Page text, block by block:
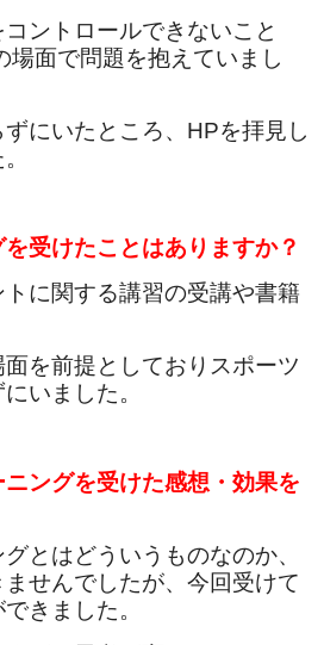
ントロールできないこと
場面で問題を抱えていまし
にいたところ、HPを拝見し
受けたことはありますか？
に関する講習の受講や書籍
を前提としておりスポーツ
いました。
ングを受けた感想・効果を
とはどういうものなのか、
せんでしたが、今回受けて
きました。